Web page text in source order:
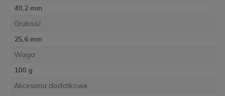
40,2 mm
Grubość
25,6 mm
Waga
100 g
Akcesoria dodatkowe